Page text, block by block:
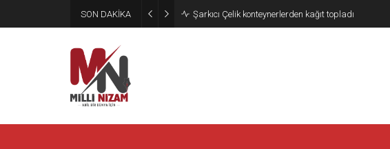
SON DAKİKA İran 2 ülkeyi birden vurdu